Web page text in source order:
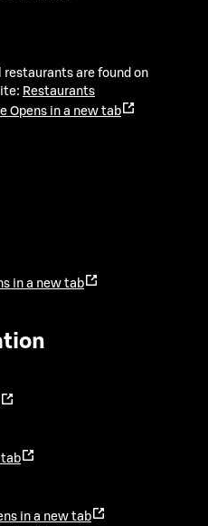
restaurants are found on
Restaurants
Opens in a new tab
in a new tab
tab
in a new tab